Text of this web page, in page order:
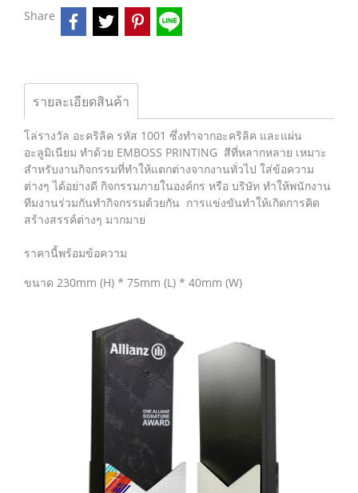
Share
รายละเอียดสินค้า
โล่รางวัล อะคริลิค รหัส 1001 ซึ่งทำจากอะคริลิค และแผ่น
อะลูมิเนียม ทำด้วย EMBOSS PRINTING สีที่หลากหลาย เหมาะ
สำหรับงานกิจกรรมที่ทำให้แตกต่างจากงานทั่วไป ใส่ข้อความ
ต่างๆ ได้อย่างดี กิจกรรมภายในองค์กร หรือ บริษัท ทำให้พนักงาน
ทีมงานร่วมกันทำกิจกรรมด้วยกัน การแข่งขันทำให้เกิดการคิด
สร้างสรรค์ต่างๆ มากมาย
ราคานี้พร้อมข้อความ
ขนาด 230mm (H) * 75mm (L) * 40mm (W)